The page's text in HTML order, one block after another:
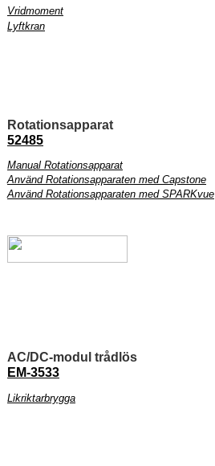
Vridmoment
Lyftkran
Rotationsapparat
52485
Manual Rotationsapparat
Använd Rotationsapparaten med Capstone
Använd Rotationsapparaten med SPARKvue
AC/DC-modul trådlös
EM-3533
Likriktarbrygga